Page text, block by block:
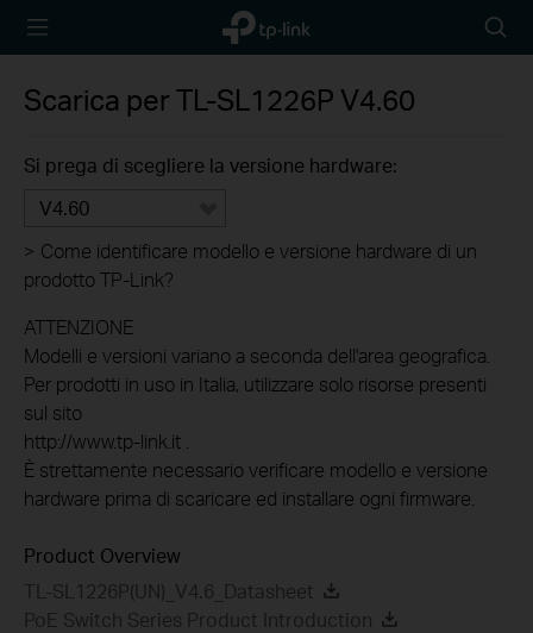
TP-Link,
Reliably
icon
Scarica perTL-SL1226P V4.60
Si prega di scegliere la versione hardware:
V4.60
> Come identificare modello e versione hardware di un
prodotto TP-Link?
ATTENZIONE
Modelli e versioni variano a seconda dell'area geografica.
Per prodotti in uso in Italia, utilizzare solo risorse presenti
sul sito
http://www.tp-link.it .
È strettamente necessario verificare modello e versione
hardware prima di scaricare ed installare ogni firmware.
Product Overview
TL-SL1226P(UN)_V4.6_Datasheet
PoE Switch Series Product Introduction